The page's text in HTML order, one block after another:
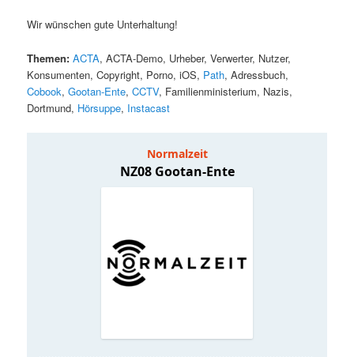
Wir wünschen gute Unterhaltung!
Themen: ACTA, ACTA-Demo, Urheber, Verwerter, Nutzer,
Konsumenten, Copyright, Porno, iOS, Path, Adressbuch,
Cobook,Gootan-Ente,CCTV, Familienministerium, Nazis,
Dortmund, Hörsuppe, Instacast